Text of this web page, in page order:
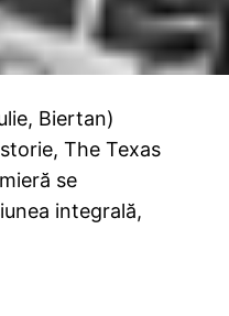
Biertan)
The Texas
se
integrală,